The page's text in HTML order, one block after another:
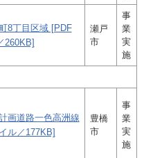
8丁目区域 [PDF
260KB]
瀬戸
市
事
業
実
施
画道路一色高洲線
ル／177KB]
豊橋
市
事
業
実
施